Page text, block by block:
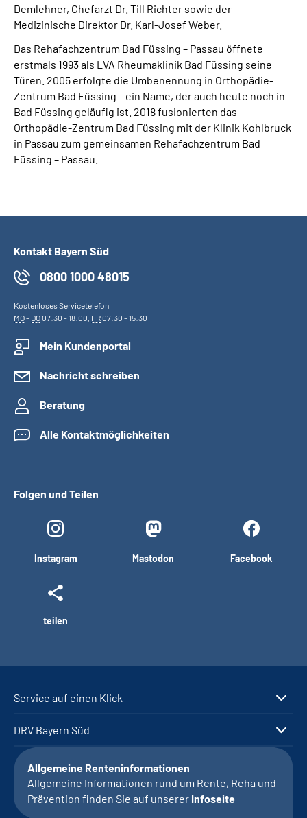
Demlehner, Chefarzt Dr. Till Richter sowie der
Medizinische Direktor Dr. Karl-Josef Weber.
Das Rehafachzentrum Bad Füssing – Passau öffnete
erstmals 1993 als LVA Rheumaklinik Bad Füssing seine
Türen. 2005 erfolgte die Umbenennung in Orthopädie-
Zentrum Bad Füssing – ein Name, der auch heute noch in
Bad Füssing geläufig ist. 2018 fusionierten das
Orthopädie-Zentrum Bad Füssing mit der Klinik Kohlbruck
in Passau zum gemeinsamen Rehafachzentrum Bad
Füssing – Passau.
Kontakt Bayern Süd
0800 1000 48015
Kostenloses Servicetelefon
MO- DO07:30 - 18:00, FR07:30 - 15:30
Mein Kundenportal
Nachricht schreiben
Beratung
Alle Kontaktmöglichkeiten
Folgen und Teilen
Instagram Mastodon Facebook
teilen
Service auf einen Klick
DRV Bayern Süd
Allgemeine Renteninformationen
Allgemeine Informationen rund um Rente, Reha und
Prävention finden Sie auf unserer Infoseite